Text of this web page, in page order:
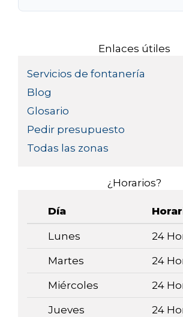
Enlaces útiles
Servicios de fontanería
Blog
Glosario
Pedir presupuesto
Todas las zonas
¿Horarios?
Día
Lunes 24
Martes 24
Miércoles 24
Jueves 24